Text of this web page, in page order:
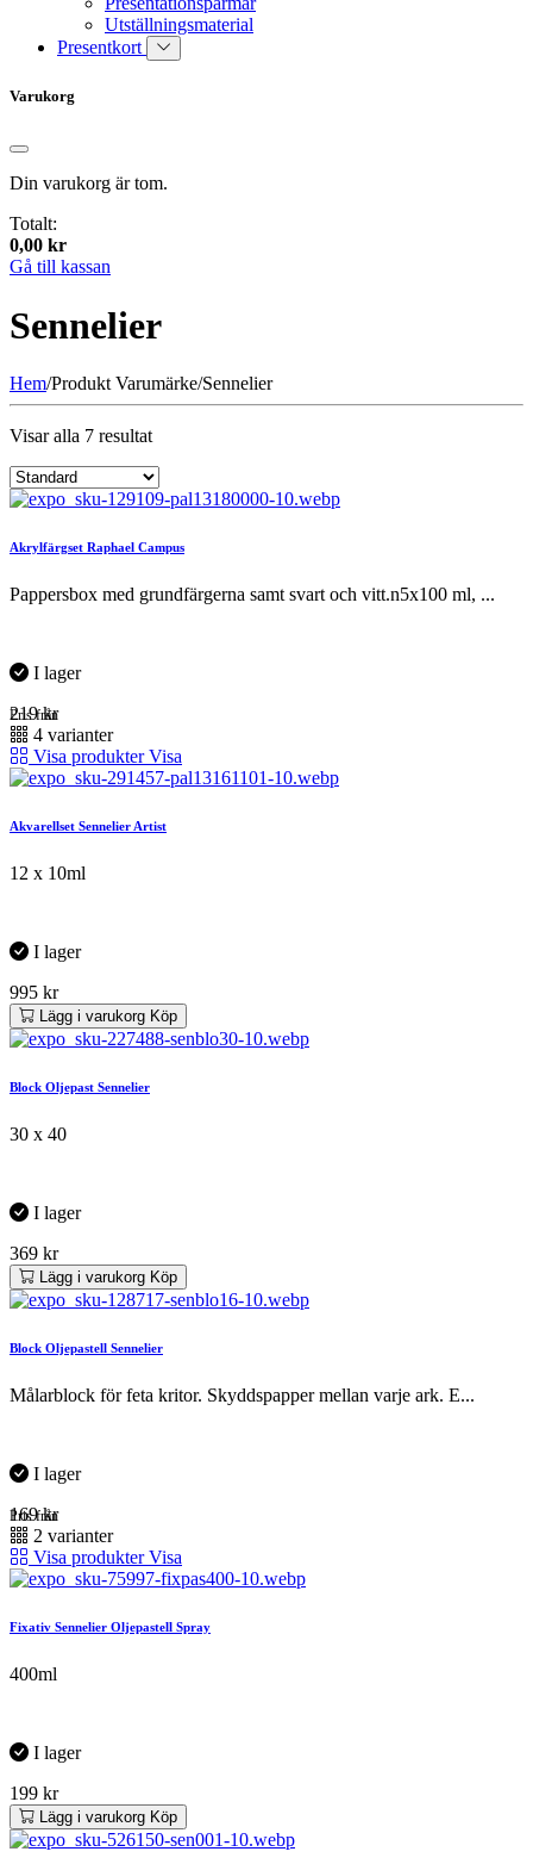
Utställningsmaterial
Presentkort
Varukorg
Din varukorg är tom.
Totalt:
0,00 kr
Gå till kassan
Sennelier
Hem/Produkt Varumärke/Sennelier
Visar alla 7 resultat
Akrylfärgset Raphael Campus
Pappersbox med grundfärgerna samt svart och vitt.n5x100 ml, ...
I lager
Pris från
219kr
4 varianter
Visa produkter Visa
Akvarellset Sennelier Artist
12 x 10ml
I lager
995 kr
Lägg i varukorg Köp
Block Oljepast Sennelier
30 x 40
I lager
369 kr
Lägg i varukorg Köp
Block Oljepastell Sennelier
Målarblock för feta kritor. Skyddspapper mellan varje ark. E...
I lager
Pris från
169kr
2 varianter
Visa produkter Visa
Fixativ Sennelier Oljepastell Spray
400ml
I lager
199 kr
Lägg i varukorg Köp